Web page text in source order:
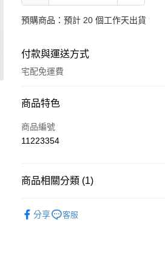
預購商品：預計 20 個工作天出貨
付款與運送方式
宅配免運費
付款方式
信用卡一次付款
ATM付款
商品特色
商品編號
11223354
商品相關分類 (1)
分享
客服